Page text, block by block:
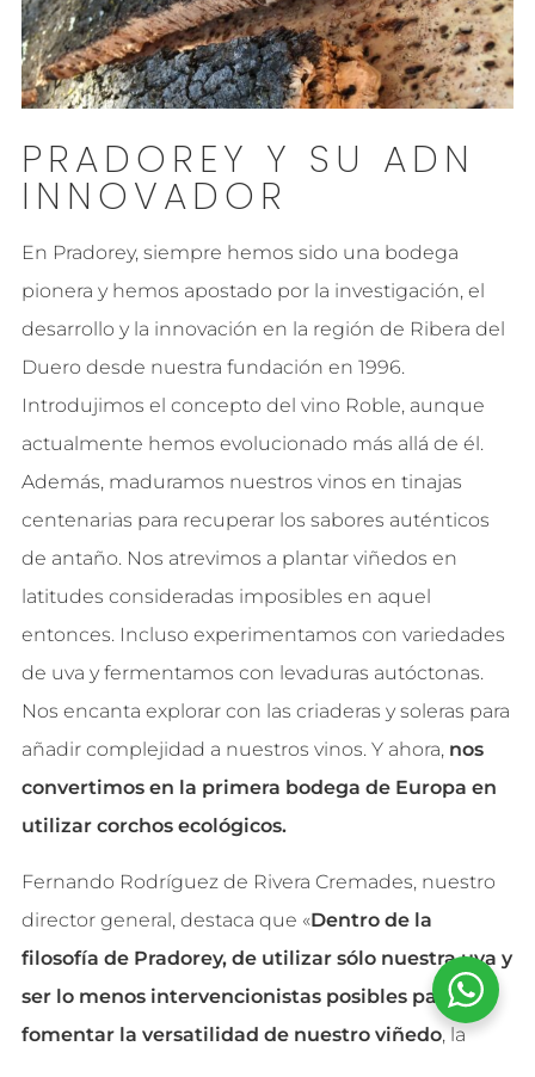
PRADOREY Y SU ADN
INNOVADOR
En Pradorey, siempre hemos sido una bodega
pionera y hemos apostado por la investigación, el
desarrollo y la innovación en la región de Ribera del
Duero desde nuestra fundación en 1996.
Introdujimos el concepto del vino Roble, aunque
actualmente hemos evolucionado más allá de él.
Además, maduramos nuestros vinos en tinajas
centenarias para recuperar los sabores auténticos
de antaño. Nos atrevimos a plantar viñedos en
latitudes consideradas imposibles en aquel
entonces. Incluso experimentamos con variedades
de uva y fermentamos con levaduras autóctonas.
Nos encanta explorar con las criaderas y soleras para
añadir complejidad a nuestros vinos. Y ahora, nos
convertimos en la primera bodega de Europa en
utilizar corchos ecológicos.
Fernando Rodríguez de Rivera Cremades, nuestro
director general, destaca que «Dentro de la
filosofía de Pradorey, de utilizar sólo nuestra uva y
ser lo menos intervencionistas posibles para
fomentar la versatilidad de nuestro viñedo, la